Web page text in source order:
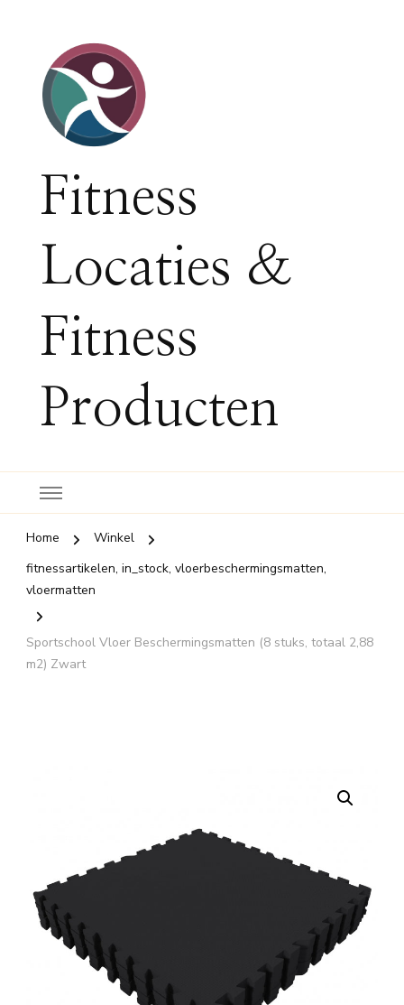
Fitness
Locaties &
Fitness
Producten
Home
Winkel
fitnessartikelen, in_stock, vloerbeschermingsmatten,
vloermatten
Sportschool Vloer Beschermingsmatten (8 stuks, totaal 2,88
m2) Zwart